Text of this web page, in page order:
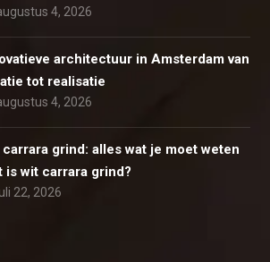
4, 2026
architectuur in Amsterdam van
tot realisatie
4, 2026
carrara grind: alles wat je moet weten
is wit carrara grind?
22, 2026